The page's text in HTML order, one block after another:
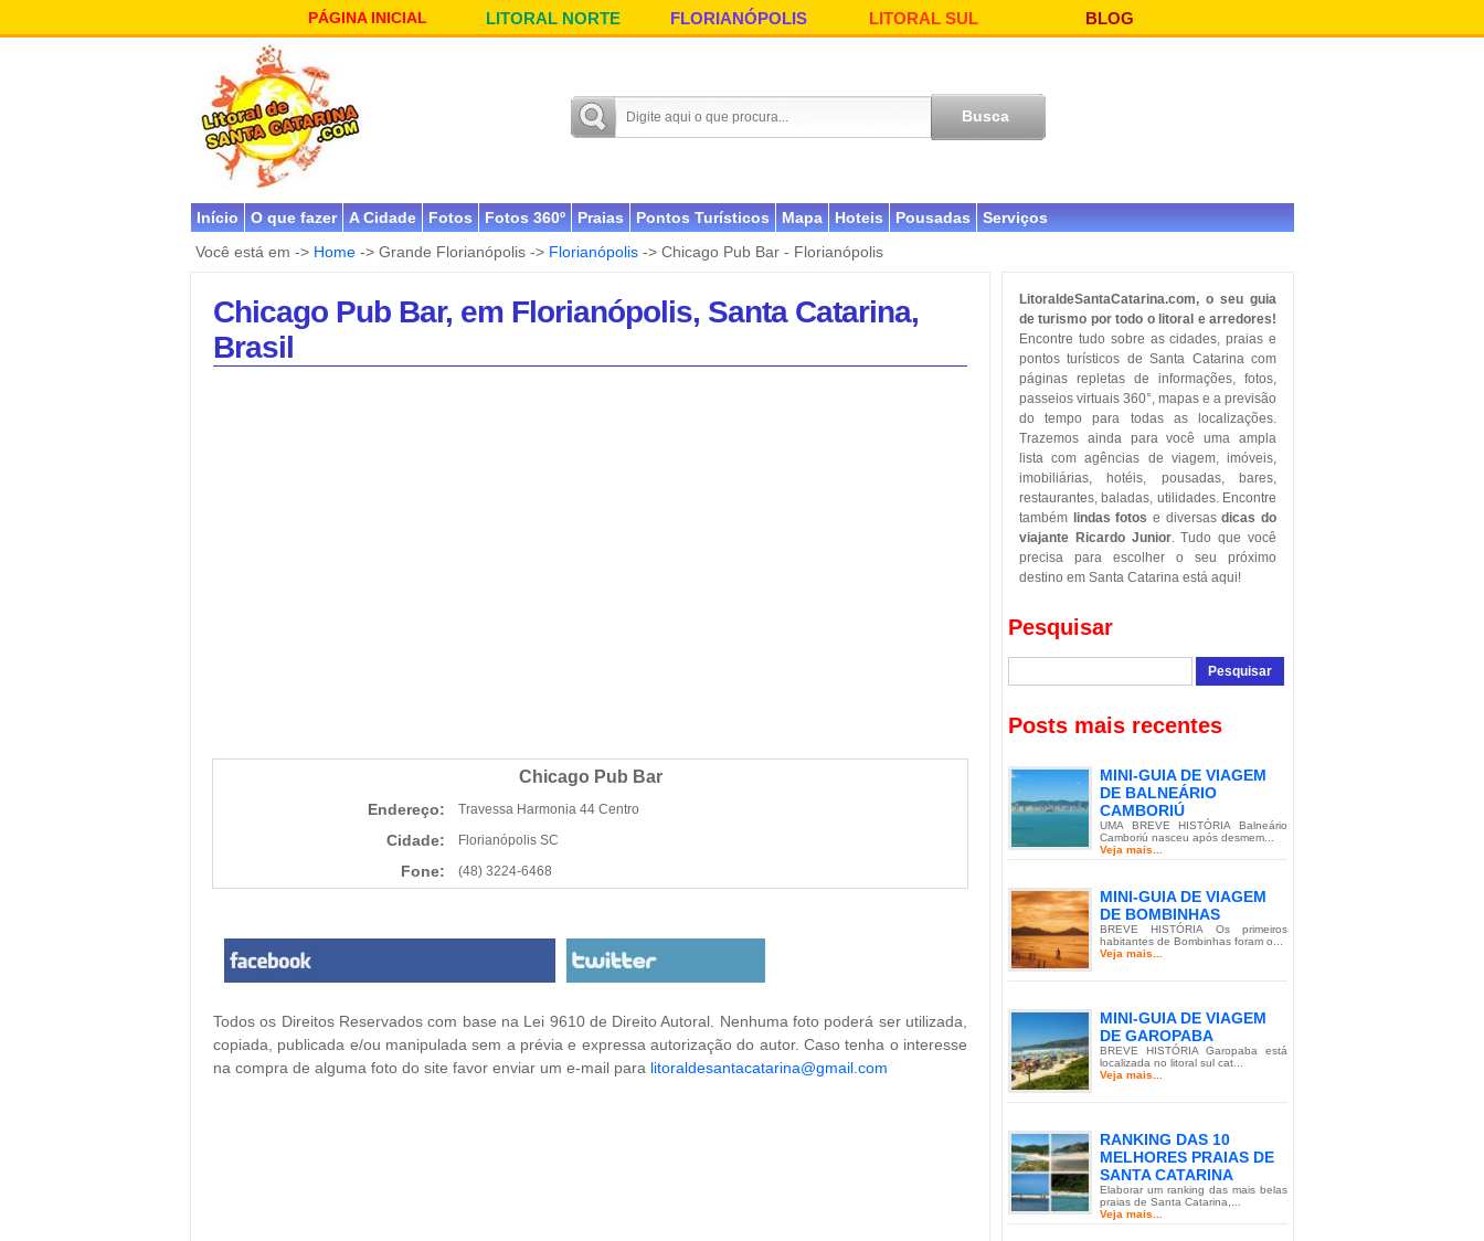
PÁGINA INICIAL LITORAL NORTE FLORIANÓPOLIS LITORAL SUL BLOG
Início O que fazer A Cidade Fotos Fotos 360º Praias Pontos Turísticos Mapa Hoteis Pousadas
Serviços
Você está em -> Home -> Grande Florianópolis -> Florianópolis -> Chicago Pub Bar - Florianópolis
Chicago Pub Bar, em Florianópolis, Santa Catarina,
Brasil
Chicago Pub Bar
Endereço: Travessa Harmonia 44 Centro
Cidade: Florianópolis SC
Fone: (48) 3224-6468
Todos os Direitos Reservados com base na Lei 9610 de Direito Autoral. Nenhuma foto poderá ser utilizada,
copiada, publicada e/ou manipulada sem a prévia e expressa autorização do autor. Caso tenha o interesse
na compra de alguma foto do site favor enviar um e-mail para litoraldesantacatarina@gmail.com
LitoraldeSantaCatarina.com, o seu guia
de turismo por todo o litoral e arredores!
Encontre tudo sobre as cidades, praias e
pontos turísticos de Santa Catarina com
páginas repletas de informações, fotos,
passeios virtuais 360°, mapas e a previsão
do tempo para todas as localizações.
Trazemos ainda para você uma ampla
lista com agências de viagem, imóveis,
imobiliárias, hotéis, pousadas, bares,
restaurantes, baladas, utilidades. Encontre
também
lindas fotos e diversasdicas do
viajante Ricardo Junior. Tudo que você
precisa para escolher o seu próximo
destino em Santa Catarina está aqui!
Pesquisar
Posts mais recentes
MINI-GUIA DE VIAGEM
DE BALNEÁRIO
CAMBORIÚ
UMA BREVE HISTÓRIA Balneário
Camboriú nasceu após desmem...
Veja mais...
MINI-GUIA DE VIAGEM
DE BOMBINHAS
BREVE HISTÓRIA Os primeiros
habitantes de Bombinhas foram o...
Veja mais...
MINI-GUIA DE VIAGEM
DE GAROPABA
BREVE HISTÓRIA Garopaba está
localizada no litoral sul cat...
Veja mais...
RANKING DAS 10
MELHORES PRAIAS DE
SANTA CATARINA
Elaborar um ranking das mais belas
praias de Santa Catarina,...
Veja mais...